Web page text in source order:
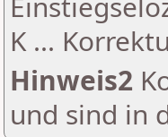
K ...
Hinweis2
und sind in